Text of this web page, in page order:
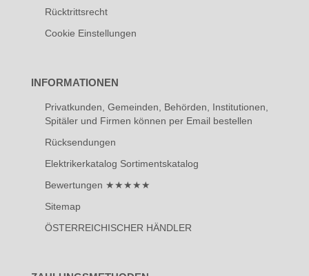
Rücktrittsrecht
Cookie Einstellungen
INFORMATIONEN
Privatkunden, Gemeinden, Behörden, Institutionen,
Spitäler und Firmen können per Email bestellen
Rücksendungen
Elektrikerkatalog Sortimentskatalog
Bewertungen ★★★★★
Sitemap
ÖSTERREICHISCHER HÄNDLER